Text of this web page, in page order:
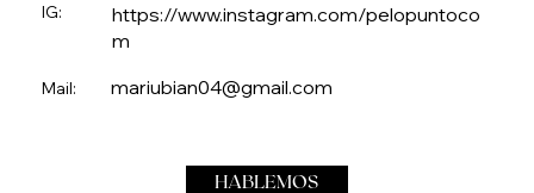
IG:
https://www.instagram.com/pelopuntoco
m
Mail: mariubian04@gmail.com
HABLEMOS